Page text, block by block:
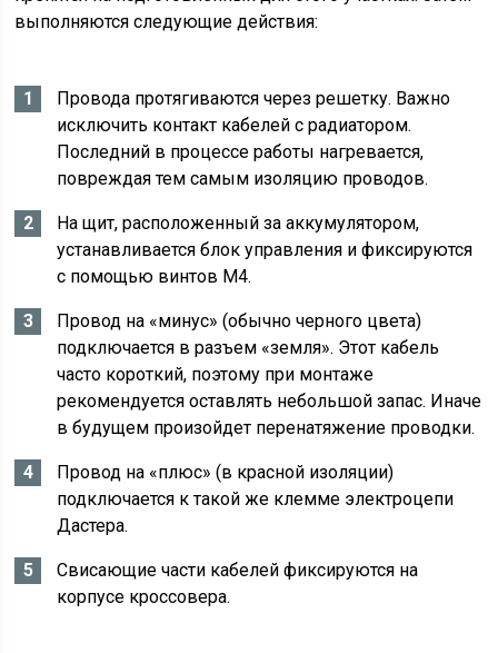
выполняются следующие действия:
Провода протягиваются через решетку. Важно
исключить контакт кабелей с радиатором.
Последний в процессе работы нагревается,
повреждая тем самым изоляцию проводов.
На щит, расположенный за аккумулятором,
устанавливается блок управления и фиксируются
с помощью винтов М4.
Провод на «минус» (обычно черного цвета)
подключается в разъем «земля». Этот кабель
часто короткий, поэтому при монтаже
рекомендуется оставлять небольшой запас. Иначе
в будущем произойдет перенатяжение проводки.
Провод на «плюс» (в красной изоляции)
подключается к такой же клемме электроцепи
Дастера.
Свисающие части кабелей фиксируются на
корпусе кроссовера.